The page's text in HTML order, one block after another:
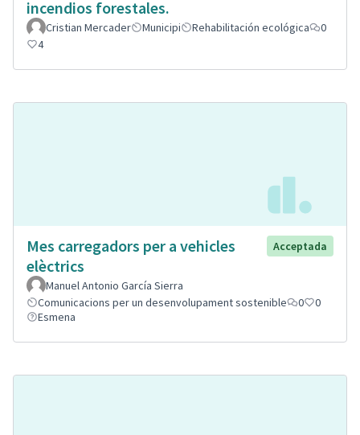
incendios forestales.
Cristian Mercader Municipi Rehabilitación ecológica
0
4
Mes carregadors per a vehicles
elèctrics
Acceptada
Manuel Antonio García Sierra
Comunicacions per un desenvolupament sostenible
0
0
Esmena